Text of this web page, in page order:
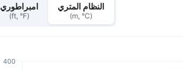
النظام المتري
(m, °C)
امبراطوري
(ft, °F)